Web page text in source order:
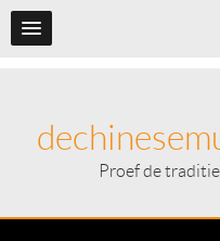
Proef de